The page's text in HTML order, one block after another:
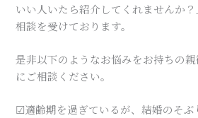
いい人いたら紹介してくれませんか
相談を受けております。
是非以下のようなお悩みをお持ちの
にご相談ください。
☑適齢期を過ぎているが、結婚のそぶ